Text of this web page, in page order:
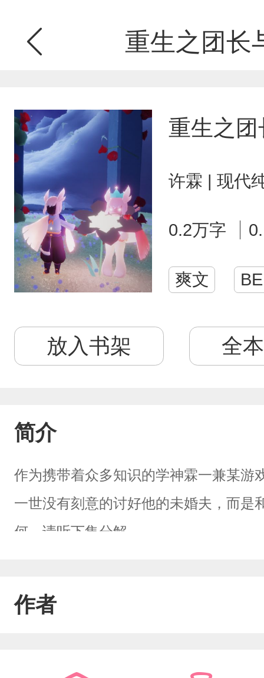
重生之团长
重生之
许霖 | 现代
0.2万字
爽文 BE
放入书架 全
简介
作为携带着众多知识的学神霖一兼某游
一世没有刻意的讨好他的未婚夫，而
何，请听下集分解。
作者